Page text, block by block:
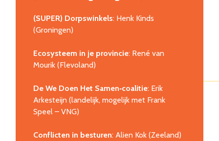
(SUPER) Dorpswinkels: Henk Kinds
(Groningen)
Ecosysteem in je provincie: René van
Mourik (Flevoland)
De We Doen Het Samen‑coalitie: Erik
Arkesteijn (landelijk, mogelijk met Frank
Speel – VNG)
Conflicten in besturen: Alien Kok (Zeeland)